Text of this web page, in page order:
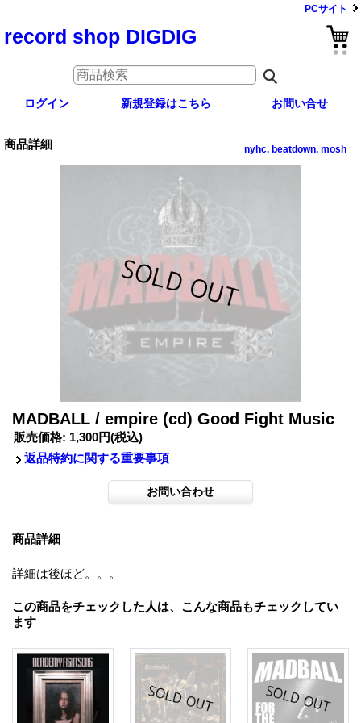
PCサイト
record shop DIGDIG
ログイン 新規登録はこちら お問い合せ
商品詳細 nyhc, beatdown, mosh
MADBALL / empire (cd) Good Fight Music
販売価格: 1,300円(税込)
返品特約に関する重要事項
商品詳細
詳細は後ほど。。。
この商品をチェックした人は、こんな商品もチェックしてい
ます